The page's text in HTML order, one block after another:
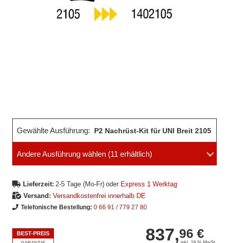
Gewählte Ausführung: P2 Nachrüst-Kit für UNI Breit 2105
Andere Ausführung wählen (11 erhältlich)
Lieferzeit: 2-5 Tage (Mo-Fr) oder Express 1 Werktag
Versand: Versandkostenfrei innerhalb DE
Telefonische Bestellung: 0 66 91 / 779 27 80
BEST-PREIS 837,96 €